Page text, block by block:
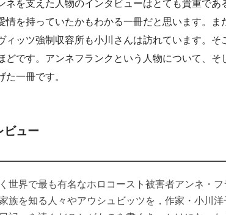
ネを支えた人物のインタビューはとても貴重で
情を持っていたかもわかる一冊だと思います。
ィッツ強制収容所も小川さんは訪れています。そ
どです。アンネフランクという人物について、そ
た一冊です。
ビュー
世界で最も有名なホロコースト被害者アンネ・
族を知る人々やアウシュビッツを，作家・小川